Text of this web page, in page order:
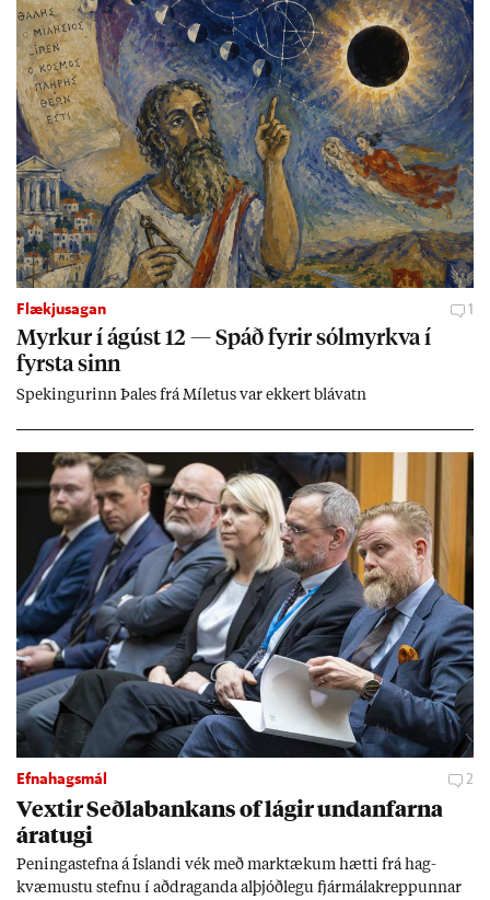
Flækjusagan 1
Myrk­ur í ág­úst 12 — Spáð fyr­ir sól­myrkva í
fyrsta sinn
Spek­ing­ur­inn Þa­les frá Míletus var ekk­ert blá­vatn
Efnahagsmál 2
Vext­ir Seðla­bank­ans of lág­ir und­an­farna
ára­tugi
Pen­inga­stefna á Ís­landi vék með mark­tæk­um hætti frá hag­
kvæm­ustu stefnu í að­drag­anda al­þjóð­legu fjár­málakrepp­unn­ar